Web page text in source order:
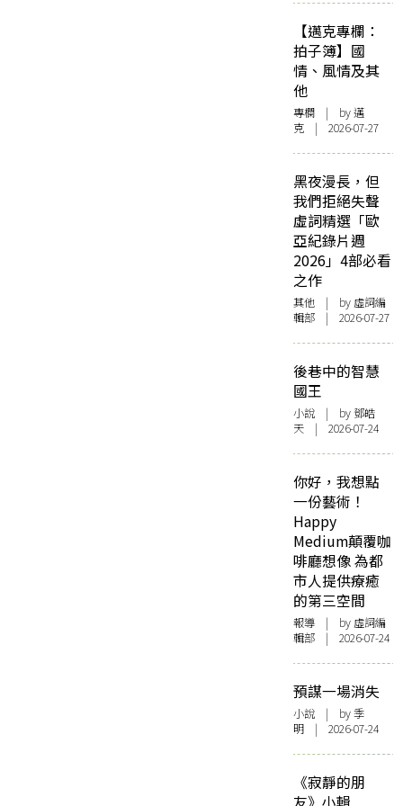
【邁克專欄：
拍子簿】國
情、風情及其
他
專欄 | by邁
克 | 2026-07-27
黑夜漫長，但
我們拒絕失聲
虛詞精選「歐
亞紀錄片週
2026」4部必看
之作
其他 | by 虛詞編
輯部 | 2026-07-27
後巷中的智慧
國王
小說 | by 鄧皓
天 | 2026-07-24
你好，我想點
一份藝術！
Happy
Medium顛覆咖
啡廳想像 為都
市人提供療癒
的第三空間
報導 | by 虛詞編
輯部 | 2026-07-24
預謀一場消失
小說 | by 季
明 | 2026-07-24
《寂靜的朋